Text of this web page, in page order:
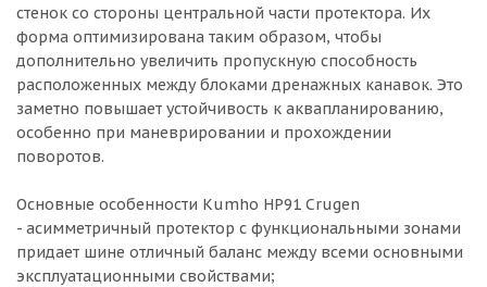
стенок со стороны центральной части протектора. Их
форма оптимизирована таким образом, чтобы
дополнительно увеличить пропускную способность
расположенных между блоками дренажных канавок. Это
заметно повышает устойчивость к аквапланированию,
особенно при маневрировании и прохождении
поворотов.
Основные особенности Kumho HP91 Crugen
- асимметричный протектор с функциональными зонами
придает шине отличный баланс между всеми основными
эксплуатационными свойствами;